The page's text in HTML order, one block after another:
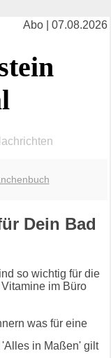
Abo | 07.08.2026
Dein Bad
was für eine
in Maßen' gilt